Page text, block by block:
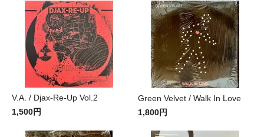
V.A. / Djax-Re-Up Vol.2
1,500円
Green Velvet / Walk In Love
1,800円